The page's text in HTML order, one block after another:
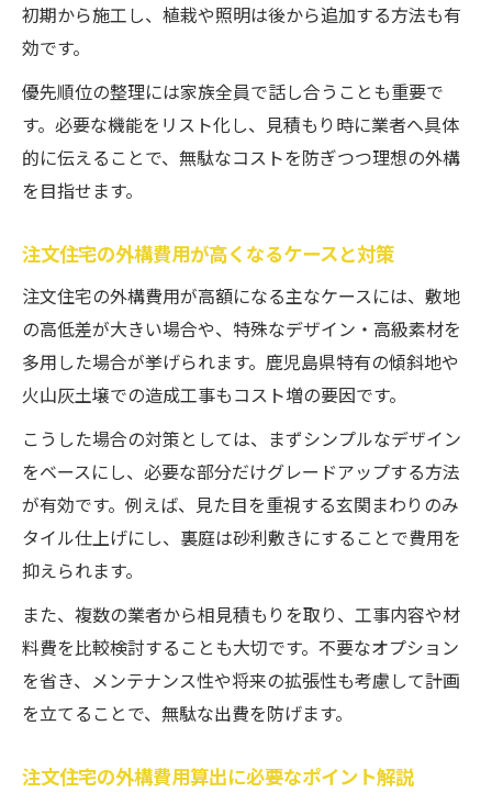
初期から施工し、植栽や照明は後から追加する方法も有
効です。
優先順位の整理には家族全員で話し合うことも重要で
す。必要な機能をリスト化し、見積もり時に業者へ具体
的に伝えることで、無駄なコストを防ぎつつ理想の外構
を目指せます。
注文住宅の外構費用が高くなるケースと対策
注文住宅の外構費用が高額になる主なケースには、敷地
の高低差が大きい場合や、特殊なデザイン・高級素材を
多用した場合が挙げられます。鹿児島県特有の傾斜地や
火山灰土壌での造成工事もコスト増の要因です。
こうした場合の対策としては、まずシンプルなデザイン
をベースにし、必要な部分だけグレードアップする方法
が有効です。例えば、見た目を重視する玄関まわりのみ
タイル仕上げにし、裏庭は砂利敷きにすることで費用を
抑えられます。
また、複数の業者から相見積もりを取り、工事内容や材
料費を比較検討することも大切です。不要なオプション
を省き、メンテナンス性や将来の拡張性も考慮して計画
を立てることで、無駄な出費を防げます。
注文住宅の外構費用算出に必要なポイント解説